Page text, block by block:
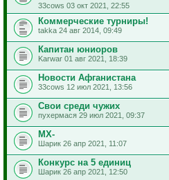
33cows 03 окт 2021, 22:55
Коммерческие турниры!
takka 24 авг 2014, 09:49
Капитан юниоров
Karwar 01 авг 2021, 18:39
Новости Афганистана
33cows 12 июл 2021, 13:56
Свои среди чужих
пухермася 29 июл 2021, 09:37
МХ-
Шарик 26 апр 2021, 11:07
Конкурс на 5 единиц
Шарик 26 апр 2021, 12:50